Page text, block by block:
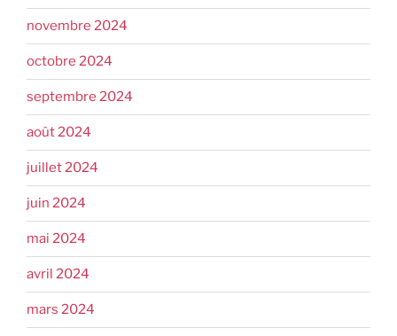
novembre 2024
octobre 2024
septembre 2024
août 2024
juillet 2024
juin 2024
mai 2024
avril 2024
mars 2024